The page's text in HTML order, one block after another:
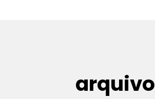
arquivo